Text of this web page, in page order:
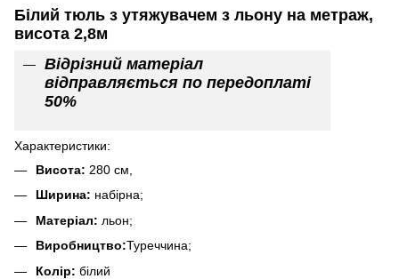
Білий тюль з утяжувачем з льону на метраж,
висота 2,8м
Відрізний матеріал
відправляється по передоплаті
50%
Характеристики:
Висота: 280 см,
Ширина: набірна;
Матеріал: льон;
Виробництво:Туреччина;
Колір: білий